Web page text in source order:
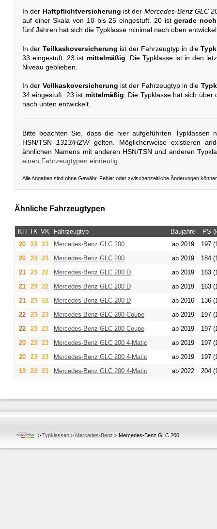
In der Haftpflichtversicherung ist der Mercedes-Benz GLC
auf einer Skala von 10 bis 25 eingestuft. 20 istgerade
fünf Jahren hat sich die Typklasse minimal nach oben
In der Teilkaskoversicherung ist der Fahrzeugtyp in die
33 eingestuft. 23 ist mittelmäßig . Die Typklasse ist in den
Niveau geblieben.
In der Vollkaskoversicherung ist der Fahrzeugtyp in die
34 eingestuft. 23 ist mittelmäßig. Die Typklasse hat sich
nach unten entwickelt.
Bitte beachten Sie, dass die hier aufgeführten Typklassen
HSN/TSN
1313/HZWgelten. Möglicherweise existieren
ähnlichen Namens mit anderen HSN/TSN und anderen
einen Fahrzeugtypen eindeutig.
Alle Angaben sind ohne Gewähr. Fehler oder zwischenzeitliche Änderungen
Ähnliche Fahrzeugtypen
KH TK VK Fahrzeugtyp Baujahre
PS
20
23 23 Mercedes-Benz GLC 200 ab 2019
197
20
23 23 Mercedes-Benz GLC 200 ab 2019
184
21
23 22 Mercedes-Benz GLC 200 D ab 2019
163
21
23 22 Mercedes-Benz GLC 200 D ab 2019
163
21
23 22 Mercedes-Benz GLC 200 D ab 2016
136
22
23 23 Mercedes-Benz GLC 200 Coupe ab 2019
197
22
23 23 Mercedes-Benz GLC 200 Coupe ab 2019
197
20
23 23 Mercedes-Benz GLC 200 4-Matic ab 2019
197
20
23 23 Mercedes-Benz GLC 200 4-Matic ab 2019
197
19
23 23 Mercedes-Benz GLC 200 4-Matic ab 2022 204
> Typklassen > Mercedes-Benz > Mercedes-Benz GLC 200